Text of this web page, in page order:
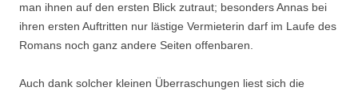
man ihnen auf den ersten Blick zutraut; besonders Annas bei
ihren ersten Auftritten nur lästige Vermieterin darf im Laufe des
Romans noch ganz andere Seiten offenbaren.
Auch dank solcher kleinen Überraschungen liest sich die